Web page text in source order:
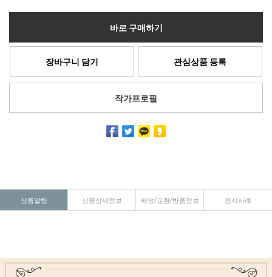
바로 구매하기
장바구니 담기 관심상품 등록
작가프로필
상품알림 상품상세정보 배송/교환/반품정보 전시사례